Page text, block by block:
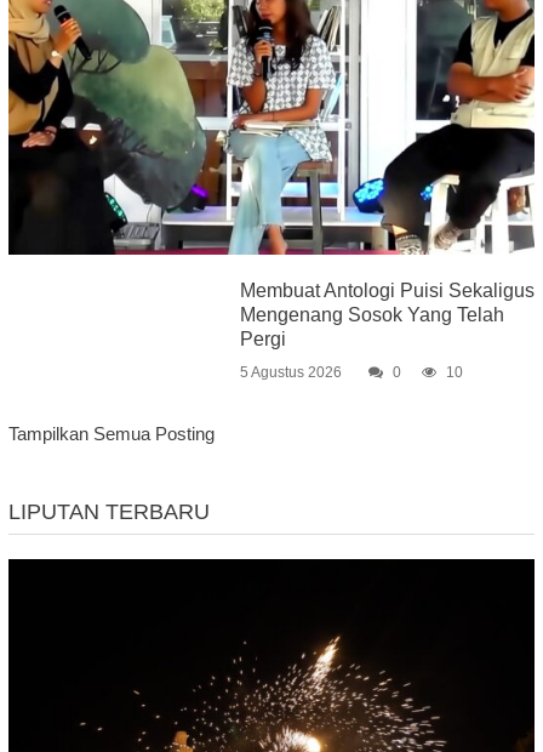
Membuat Antologi Puisi Sekaligus
Mengenang Sosok Yang Telah
Pergi
5 Agustus 2026 0 10
Tampilkan Semua Posting
LIPUTAN TERBARU